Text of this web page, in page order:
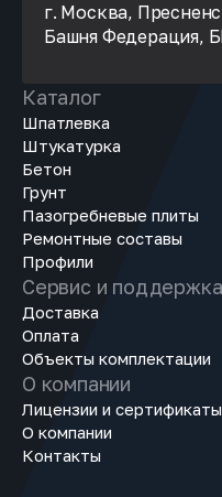
г. Москва,
Башня Федерация,
Каталог
Шпатлевка
Штукатурка
Бетон
Грунт
Пазогребневые плиты
Ремонтные составы
Профили
Сервис и поддержка
Доставка
Оплата
Объекты комплектации
О компании
Лицензии и сертификаты
О компании
Контакты